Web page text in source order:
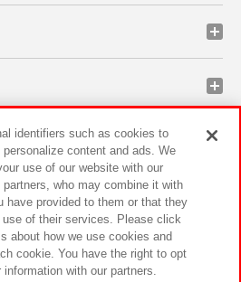
ン
ナビリティ サイトポリシー
identifiers such as cookies to
content and ads. We
use of our website with our
who may combine it with
have provided to them or that they
of their services. Please click
about how we use cookies and
cookie. You have the right to opt
with our partners.